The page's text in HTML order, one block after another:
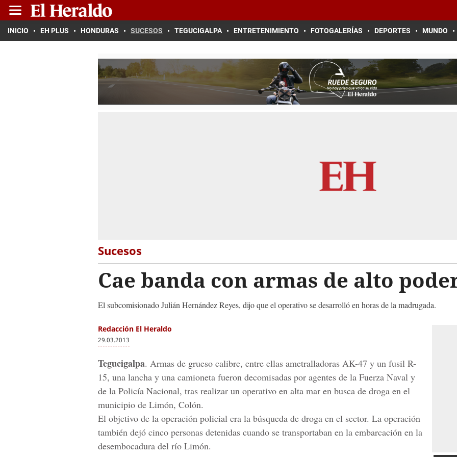
INICIO EH PLUS HONDURAS SUCESOS TEGUCIGALPA ENTRETENIMIENTO FOTOGALERÍAS DEPORTES MUNDO
Sucesos
Cae banda con armas de alto
El subcomisionado Julián Hernández Reyes, dijo que el operativo se desarrolló en horas de la madrugada.
Redacción El Heraldo
29.03.2013
Tegucigalpa. Armas de grueso calibre, entre ellas ametralladoras AK-47 y un fusil R-
15, una lancha y una camioneta fueron decomisadas por agentes de la Fuerza Naval y
de la Policía Nacional, tras realizar un operativo en alta mar en busca de droga en el
municipio de Limón, Colón.
El objetivo de la operación policial era la búsqueda de droga en el sector. La operación
también dejó cinco personas detenidas cuando se transportaban en la embarcación en la
desembocadura del río Limón.